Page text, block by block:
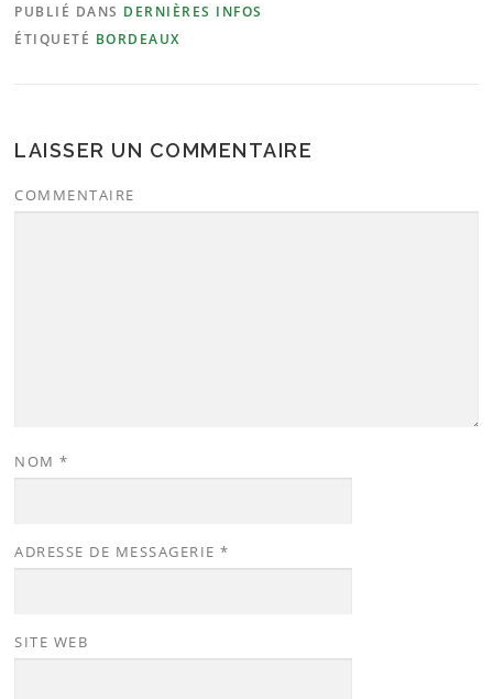
PUBLIÉ DANS DERNIÈRES INFOS
ÉTIQUETÉ BORDEAUX
LAISSER UN COMMENTAIRE
COMMENTAIRE
NOM*
ADRESSE DE MESSAGERIE*
SITE WEB